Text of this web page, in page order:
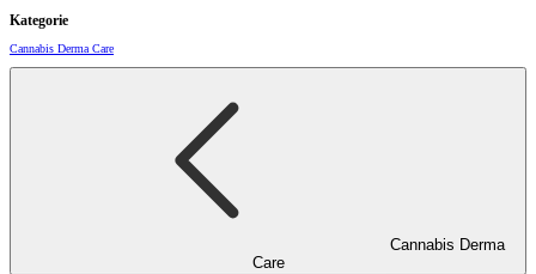
Kategorie
Cannabis Derma Care
Cannabis Derma
Care